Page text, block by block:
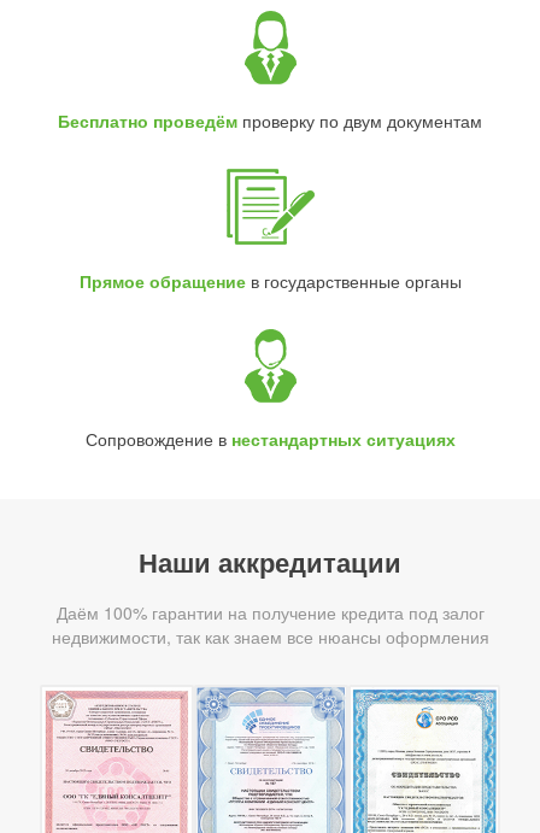
Бесплатно проведём проверку по двум документам
Прямое обращениев государственные органы
Сопровождение в нестандартных ситуациях
Наши аккредитации
Даём 100% гарантии на получение кредита под залог
недвижимости, так как знаем все нюансы оформления